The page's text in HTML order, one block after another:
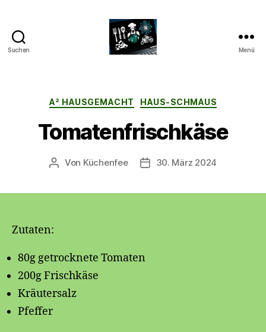
Suchen Menü
Kategorien
A² HAUSGEMACHT HAUS-SCHMAUS
Tomatenfrischkäse
Beitragsautor
Von Küchenfee Beitragsdatum
30. März 2024
Zutaten:
80g getrocknete Tomaten
200g Frischkäse
Kräutersalz
Pfeffer